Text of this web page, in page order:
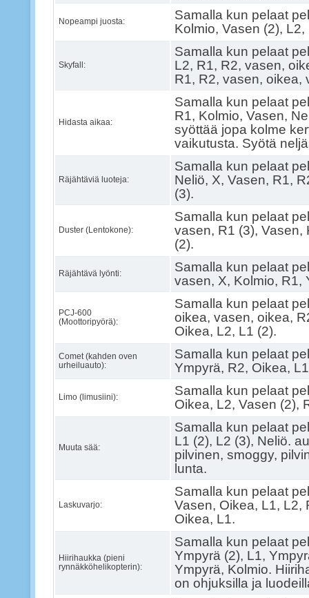
Nopeampi juosta:
Samalla kun pelaat
Kolmio, Vasen (2), L2,
Skyfall:
Samalla kun pelaat
L2, R1, R2, vasen,
R1, R2, vasen, oikea,
Hidasta aikaa:
Samalla kun pelaat
R1, Kolmio, Vasen,
syöttää jopa kolme
vaikutusta. Syötä
Räjähtäviä luoteja:
Samalla kun pelaat
Neliö, X, Vasen, R1,
(3).
Duster (Lentokone):
Samalla kun pelaat
vasen, R1 (3), Vasen,
(2).
Räjähtävä lyönti:
Samalla kun pelaat
vasen, X, Kolmio, R1,
PCJ-600
(Moottoripyörä):
Samalla kun pelaat
oikea, vasen, oikea,
Oikea, L2, L1 (2).
Comet (kahden oven
urheiluauto):
Samalla kun pelaat
Ympyrä, R2, Oikea,
Limo (limusiini):
Samalla kun pelaat
Oikea, L2, Vasen (2),
Muuta sää:
Samalla kun pelaat
L1 (2), L2 (3), Neliö.
pilvinen, smoggy,
lunta.
Laskuvarjo:
Samalla kun pelaat
Vasen, Oikea, L1, L2,
Oikea, L1.
Hiirihaukka (pieni
rynnäkköhelikopterin):
Samalla kun pelaat
Ympyrä (2), L1,
Ympyrä, Kolmio.
on ohjuksilla ja